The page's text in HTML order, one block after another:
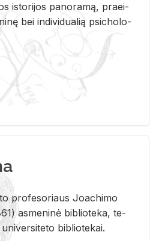
is­to­ri­jos pa­no­ra­mą, pra­ei­
bei in­di­vi­dua­lią psi­cho­lo­
pro­fe­so­riaus Jo­a­chi­mo
as­me­ni­nė bi­b­lio­te­ka, te­
bi­b­lio­te­kai.